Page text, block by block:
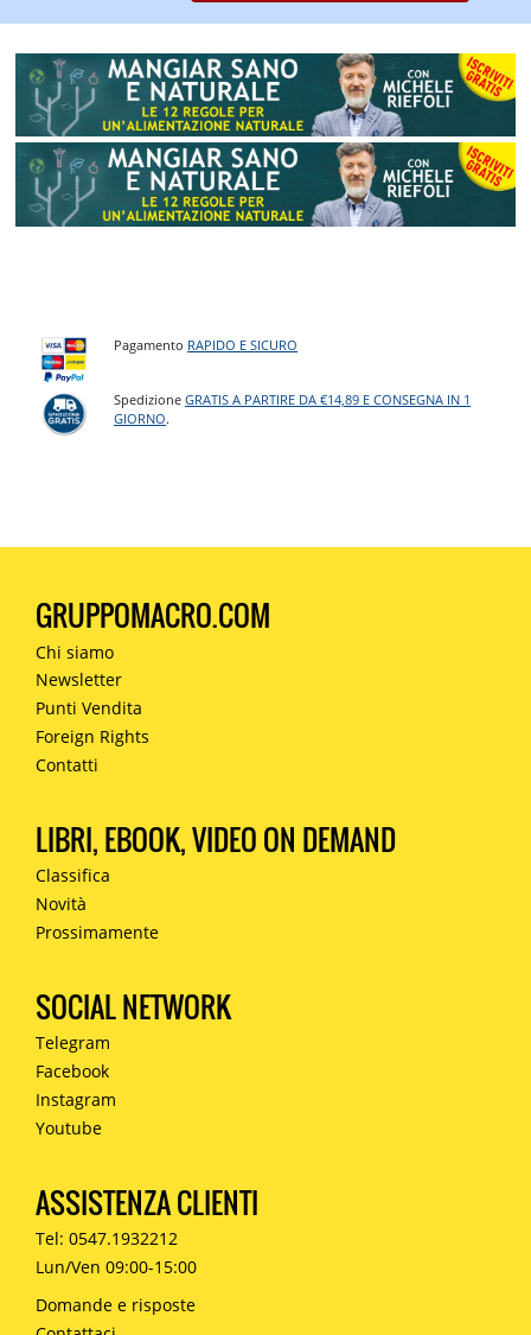
Pagamento RAPIDO E SICURO
SpedizioneGRATIS A PARTIRE DA €14,89 E CONSEGNA IN 1
GIORNO.
GRUPPOMACRO.COM
Chi siamo
Newsletter
Punti Vendita
Foreign Rights
Contatti
LIBRI, EBOOK, VIDEO ON DEMAND
Classifica
Novità
Prossimamente
SOCIAL NETWORK
Telegram
Facebook
Instagram
Youtube
ASSISTENZA CLIENTI
Tel: 0547.1932212
Lun/Ven 09:00-15:00
Domande e risposte